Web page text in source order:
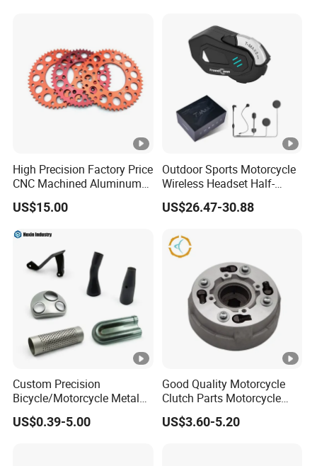
High Precision Factory Price
CNC Machined Aluminum
Motorcycle Sprocket
US$15.00
Outdoor Sports Motorcycle
Wireless Headset Half-
Duplex Intercom 1000m
Waterproof Motorcycle
US$26.47-30.88
Custom Precision
Bicycle/Motorcycle Metal
Parts Stainless Steel
Aluminum/Zinc Alloy
US$0.39-5.00
Good Quality Motorcycle
Clutch Parts Motorcycle
Clutch Assy C90
US$3.60-5.20